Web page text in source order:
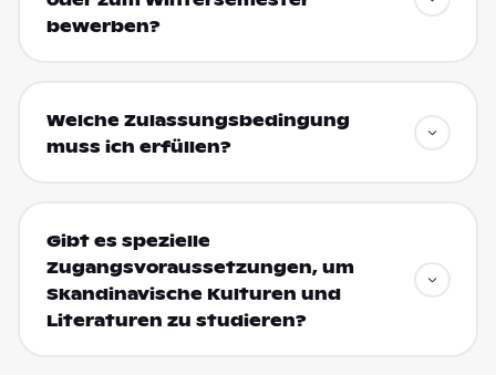
bewerben?
Welche Zulassungsbedingung
muss ich erfüllen?
Gibt es spezielle
Zugangsvoraussetzungen, um
Skandinavische Kulturen und
Literaturen zu studieren?